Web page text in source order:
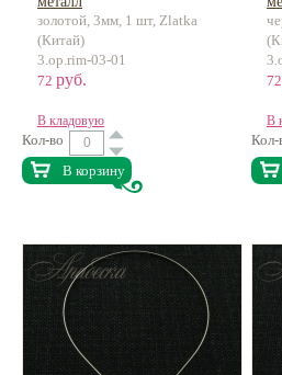
золотой, 3мм, 1 шт, Zlatka
(Китай)
3.op.rim-03-01
72 руб.
В кладовую
Кол-во
В корзину
72
В
Кол-